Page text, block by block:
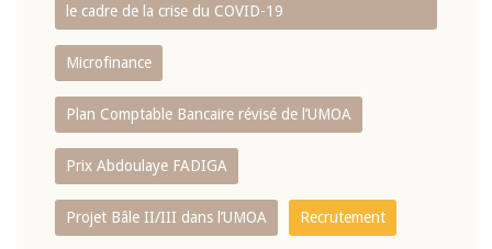
le cadre de la crise du COVID-19
Microfinance
Plan Comptable Bancaire révisé de l’UMOA
Prix Abdoulaye FADIGA
Projet Bâle II/III dans l’UMOA Recrutement